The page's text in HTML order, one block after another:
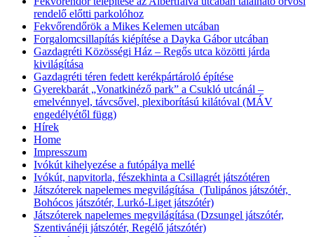
rendelő előtti parkolóhoz
Fekvőrendőrök a Mikes Kelemen utcában
Forgalomcsillapítás kiépítése a Dayka Gábor utcában
Gazdagréti Közösségi Ház – Regős utca közötti járda
kivilágítása
Gazdagréti téren fedett kerékpártároló építése
Gyerekbarát „Vonatkinéző park” a Csukló utcánál –
emelvénnyel, távcsővel, plexiborítású kilátóval (MÁV
engedélyétől függ)
Hírek
Home
Impresszum
Ivókút kihelyezése a futópálya mellé
Ivókút, napvitorla, fészekhinta a Csillagrét játszótéren
Játszóterek napelemes megvilágítása (Tulipános játszótér,
Bohócos játszótér, Lurkó-Liget játszótér)
Játszóterek napelemes megvilágítása (Dzsungel játszótér,
Szentivánéji játszótér, Regélő játszótér)